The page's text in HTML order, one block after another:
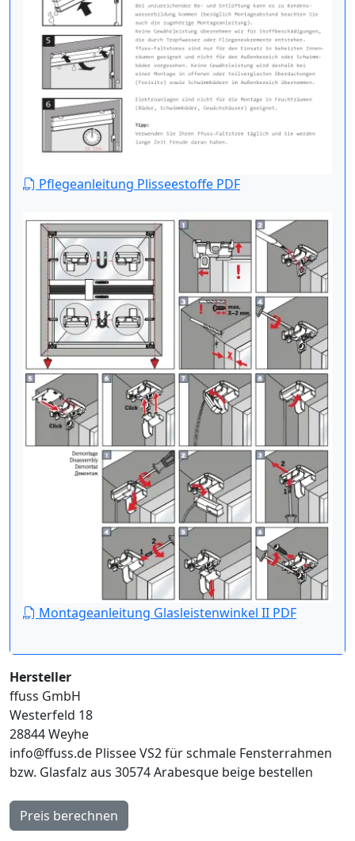
Pflegeanleitung Plisseestoffe PDF
Montageanleitung Glasleistenwinkel II PDF
Hersteller
ffuss GmbH
Westerfeld 18
28844 Weyhe
info@ffuss.de Plissee VS2 für schmale Fensterrahmen
bzw. Glasfalz aus 30574 Arabesque beige bestellen
Preis berechnen